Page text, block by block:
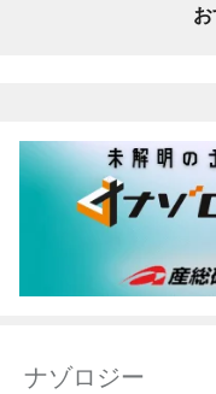
ナゾロジー